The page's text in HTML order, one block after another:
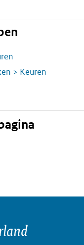
> Keuren